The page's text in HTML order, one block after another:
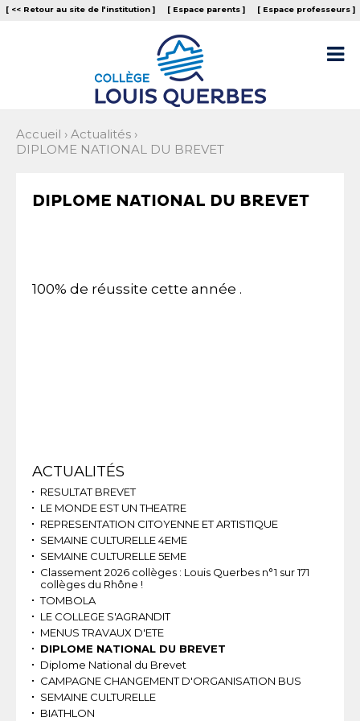
Aller
au
Outils
personnels
[ << Retour au site de l‘institution ] [ Espace parents ] [ Espace professeurs ]

Accueil › Actualités ›
DIPLOME NATIONAL DU BREVET
DIPLOME NATIONAL DU BREVET
100% de réussite cette année .
Navigation
ACTUALITÉS
RESULTAT BREVET
LE MONDE EST UN THEATRE
REPRESENTATION CITOYENNE ET ARTISTIQUE
SEMAINE CULTURELLE 4EME
SEMAINE CULTURELLE 5EME
Classement 2026 collèges : Louis Querbes n°1 sur 171
collèges du Rhône !
TOMBOLA
LE COLLEGE S'AGRANDIT
MENUS TRAVAUX D'ETE
DIPLOME NATIONAL DU BREVET
Diplome National du Brevet
CAMPAGNE CHANGEMENT D'ORGANISATION BUS
SEMAINE CULTURELLE
BIATHLON